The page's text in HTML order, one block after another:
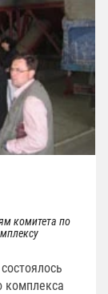
комитета по
комплекса